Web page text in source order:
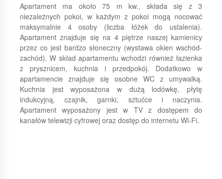
Apartament ma około 75 m kw., składa się z 3
niezależnych pokoi, w każdym z pokoi mogą nocować
maksymalnie 4 osoby (liczba łóżek do ustalenia).
Apartament znajduje się na 4 piętrze naszej kamienicy
przez co jest bardzo słoneczny (wystawa okien wschód-
zachód). W skład apartamentu wchodzi również łazienka
z prysznicem, kuchnia i przedpokój. Dodatkowo w
apartamencie znajduje się osobne WC z umywalką.
Kuchnia jest wyposażona w dużą lodówkę, płytę
indukcyjną, czajnik, garnki, sztućce i naczynia.
Apartament wyposażony jest w TV z dostępem do
kanałów telewizji cyfrowej oraz dostęp do internetu Wi-Fi.